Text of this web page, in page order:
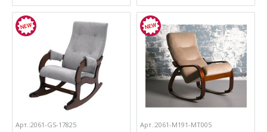
Арт.:2061-GS-17825 Арт.:2061-М191-МТ005